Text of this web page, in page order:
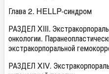
Глава 2. HELLP-синдром
РАЗДЕЛ XIII.
онкологии.
экстракорпоральной
РАЗДЕЛ XIV.